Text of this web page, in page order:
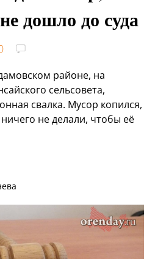
дошло до суда
районе, на
сельсовета,
свалка. Мусор копился,
не делали, чтобы её